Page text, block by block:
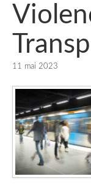
11 mai 2023